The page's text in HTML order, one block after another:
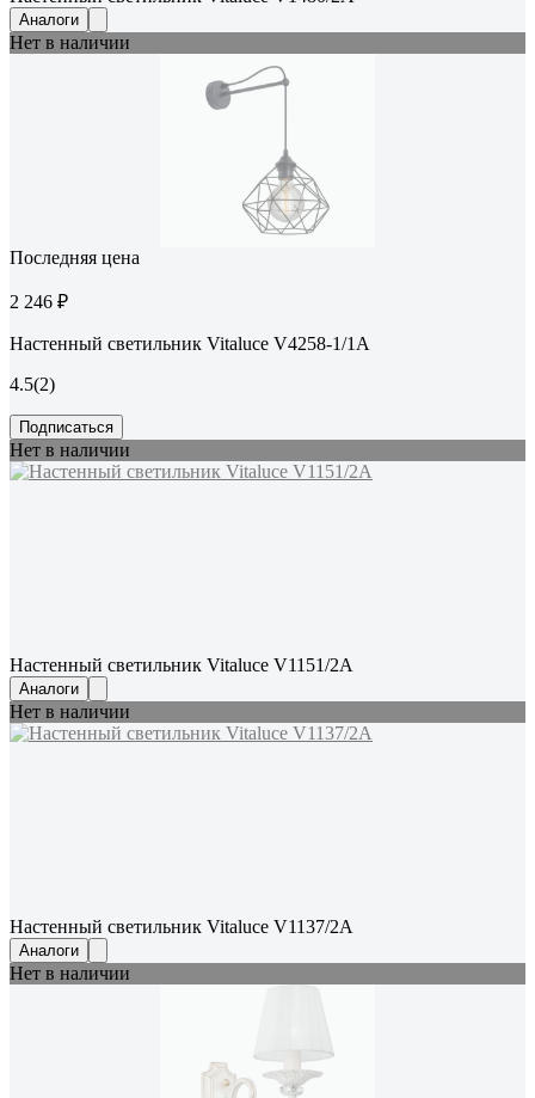
Аналоги
Нет в наличии
Последняя цена
2 246 ₽
Настенный светильник Vitaluce V4258-1/1A
4.5(2)
Подписаться
Нет в наличии
Настенный светильник Vitaluce V1151/2A
Аналоги
Нет в наличии
Настенный светильник Vitaluce V1137/2A
Аналоги
Нет в наличии